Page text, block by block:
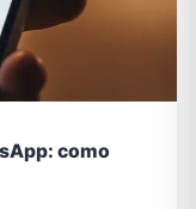
como